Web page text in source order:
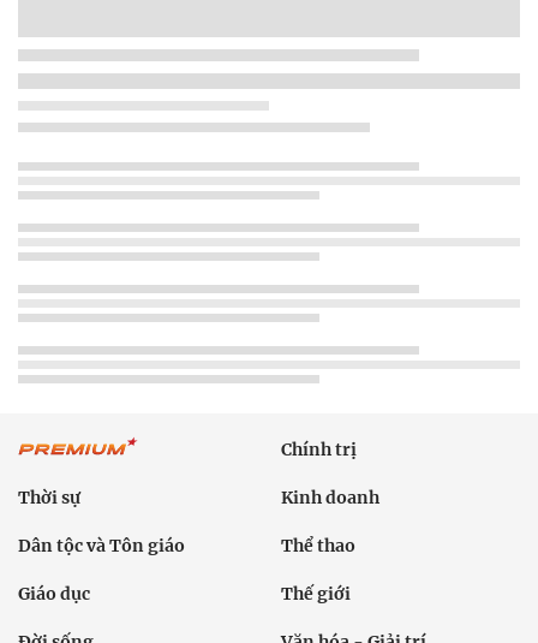
Chính trị
Thời sự Kinh doanh
Dân tộc và Tôn giáo Thể thao
Giáo dục Thế giới